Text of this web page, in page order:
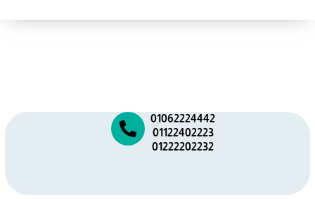
01062224442
01122402223
01222202232